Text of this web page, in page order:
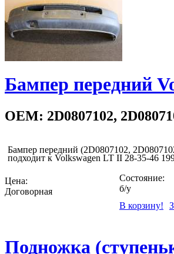
Бампер передний
OEM: 2D0807102,
Бампер передний (2D0807102,
подходит к Volkswagen LT II 28-35-46
Цена:
Договорная
Состояние:
б/у
В корзину!
Подножка